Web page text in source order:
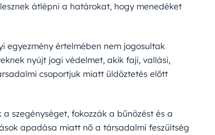
átlépni a határokat, hogy menedéket
egyezmény értelmében nem jogosultak
nyújt jogi védelmet, akik faji, vallási,
csoportjuk miatt üldöztetés előtt
szegénységet, fokozzák a bűnözést és a
apadása miatt nő a társadalmi feszültség